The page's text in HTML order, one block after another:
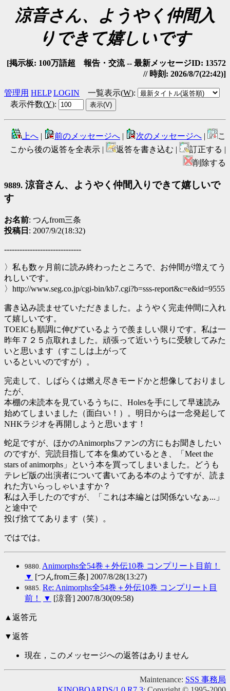
涼音さん、ようやく仲間入
りできて嬉しいです
[掲示板: 100万語超 報告・交流 -- 最新メッセージID: 13572
// 時刻: 2026/8/7(22:42)]
管理用 HELP LOGIN 一覧表示(W):
表示件数(Y):
上へ | 前のメッセージへ | 次のメッセージへ |
こ
こから後の返答を全表示 |
返答を書き込む |
訂正する |
削除する
9889. 涼音さん、ようやく仲間入りできて嬉しいで
す
お名前: つんfrom三条
投稿日 : 2007/9/2(18:32)
------------------------------
〉私も数ヶ月前に読み終わったところで、お仲間が増えてう
れしいです。
〉http://www.seg.co.jp/cgi-bin/kb7.cgi?b=sss-report&c=e&id=9555
書き込み読ませていただきました。ようやく完走仲間に入れ
て嬉しいです。
TOEICも順調に伸びているようで羨ましい限りです。私は一
昨年７２５点取れました。頑張って近いうちに受験してみた
いと思います（すこしは上がって
いるといいのですが）。
完走して、しばらくは燃え尽きモードかと想像しておりまし
たが、
本棚の未読本を見ているうちに、Holesを手にして早速読み
始めてしまいました（面白い！）。明日からは一念発起して
NHKラジオを再開しようと思います！
蛇足ですが、ほかのAnimorphsファンの方にもお聞きしたい
のですが、完読目指して本を集めているとき、「Meet the
stars of animorphs」という本を買ってしまいました。どうも
テレビ版の出演者について書いてある本のようですが、読ま
れた方いらっしゃいますか？
私は入手したのですが、「これは本編とは関係ないなぁ...」
と途中で
投げ捨ててあります（笑）。
ではでは。
9880. Animorphs全54巻＋外伝10巻 コンプリート目前！
▼ [つんfrom三条] 2007/8/28(13:27)
9885. Re: Animorphs全54巻＋外伝10巻 コンプリート目
前！
▼ [涼音] 2007/8/30(09:58)
▲返答元
▼返答
現在，このメッセージへの返答はありません
Maintenance: SSS 事務局